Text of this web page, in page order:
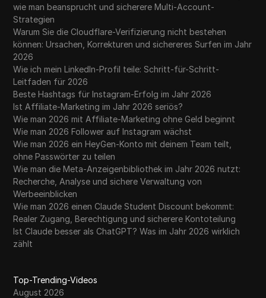
wie man beansprucht und sicherere Multi-Account-
Strategien
Warum Sie die Cloudflare-Verifizierung nicht bestehen
können: Ursachen, Korrekturen und sichereres Surfen im Jahr
2026
Wie ich mein LinkedIn-Profil teile: Schritt-für-Schritt-
Leitfaden für 2026
Beste Hashtags für Instagram-Erfolg im Jahr 2026
Ist Affiliate-Marketing im Jahr 2026 seriös?
Wie man 2026 mit Affiliate-Marketing ohne Geld beginnt
Wie man 2026 Follower auf Instagram wächst
Wie man 2026 ein HeyGen-Konto mit deinem Team teilt,
ohne Passwörter zu teilen
Wie man die Meta-Anzeigenbibliothek im Jahr 2026 nutzt:
Recherche, Analyse und sichere Verwaltung von
Werbeeinblicken
Wie man 2026 einen Claude Student Discount bekommt:
Realer Zugang, Berechtigung und sicherere Kontoteilung
Ist Claude besser als ChatGPT? Was im Jahr 2026 wirklich
zählt
Top-Trending-Videos
August 2026